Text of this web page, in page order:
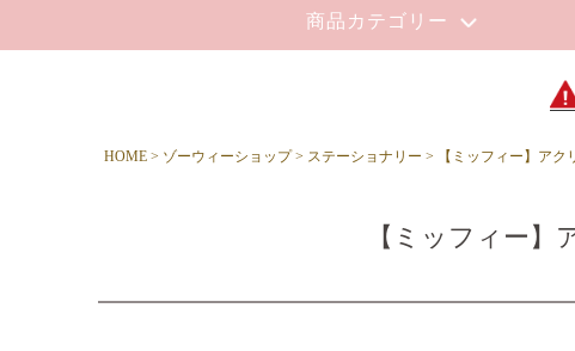
商品カテゴリー
HOME ゾーウィーショップ ステーショナリー 【ミッフィー】アク
【ミッフィー】